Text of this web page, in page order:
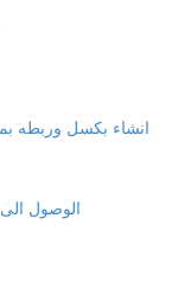
انشاء بكسل وربطه
الوصول الى